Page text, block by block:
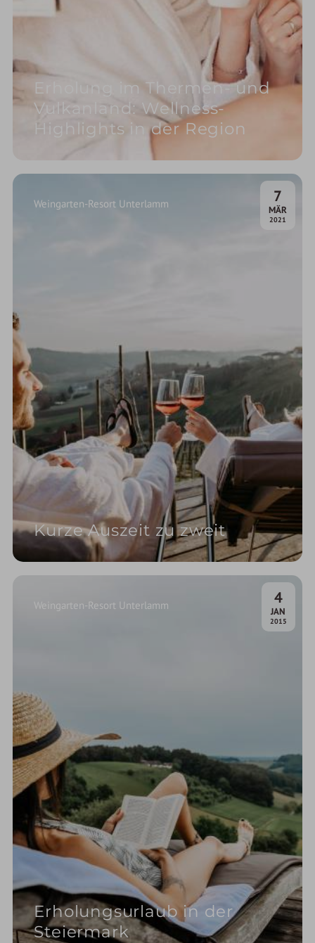
Erholung im Thermen- und
Vulkanland: Wellness-
Highlights in der Region
7
MÄR.
2021
Kurze Auszeit zu zweit
Weingarten-Resort Unterlamm
4
JAN
2015
Erholungsurlaub in der
Steiermark
Weingarten-Resort Unterlamm